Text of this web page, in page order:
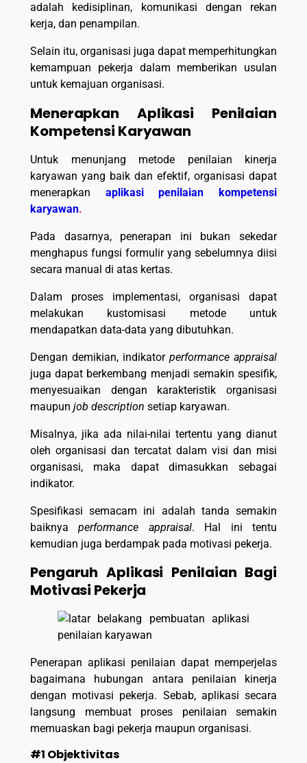
adalah kedisiplinan, komunikasi dengan rekan
kerja, dan penampilan.
Selain itu, organisasi juga dapat memperhitungkan
kemampuan pekerja dalam memberikan usulan
untuk kemajuan organisasi.
Menerapkan Aplikasi Penilaian
Kompetensi Karyawan
Untuk menunjang metode penilaian kinerja
karyawan yang baik dan efektif, organisasi dapat
menerapkan aplikasi penilaian kompetensi
karyawan.
Pada dasarnya, penerapan ini bukan sekedar
menghapus fungsi formulir yang sebelumnya diisi
secara manual di atas kertas.
Dalam proses implementasi, organisasi dapat
melakukan kustomisasi metode untuk
mendapatkan data-data yang dibutuhkan.
Dengan demikian, indikator performance appraisal
juga dapat berkembang menjadi semakin spesifik,
menyesuaikan dengan karakteristik organisasi
maupun job description setiap karyawan.
Misalnya, jika ada nilai-nilai tertentu yang dianut
oleh organisasi dan tercatat dalam visi dan misi
organisasi, maka dapat dimasukkan sebagai
indikator.
Spesifikasi semacam ini adalah tanda semakin
baiknyaperformance appraisal. Hal ini tentu
kemudian juga berdampak pada motivasi pekerja.
Pengaruh Aplikasi Penilaian Bagi
Motivasi Pekerja
Penerapan aplikasi penilaian dapat memperjelas
bagaimana hubungan antara penilaian kinerja
dengan motivasi pekerja. Sebab, aplikasi secara
langsung membuat proses penilaian semakin
memuaskan bagi pekerja maupun organisasi.
#1 Objektivitas